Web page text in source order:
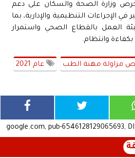
حرص وزارة الصحة والسكان على دعم
في الإجراءات التنظيمية والإدارية، بما
العمل بالقطاع الصحي واستمرار
وانتظام.
مزاولة مهنة الطب عام 2021
google.com, pub-6546128129065693,